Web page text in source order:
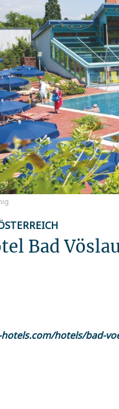
Bad
hotels/bad-